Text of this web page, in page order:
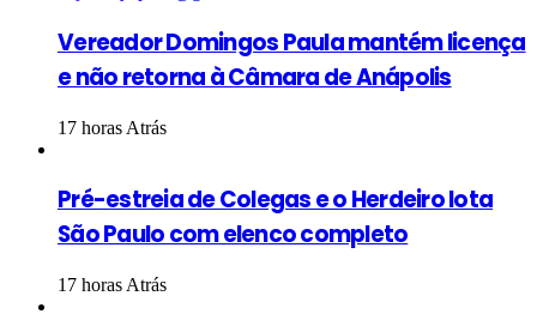
Vereador Domingos Paula mantém licença
e não retorna à Câmara de Anápolis
17 horas Atrás
Pré-estreia de Colegas e o Herdeiro lota
São Paulo com elenco completo
17 horas Atrás